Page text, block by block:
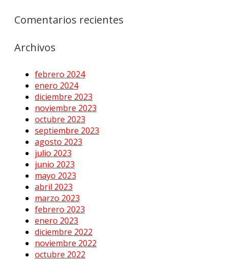
Comentarios recientes
Archivos
febrero 2024
enero 2024
diciembre 2023
noviembre 2023
octubre 2023
septiembre 2023
agosto 2023
julio 2023
junio 2023
mayo 2023
abril 2023
marzo 2023
febrero 2023
enero 2023
diciembre 2022
noviembre 2022
octubre 2022